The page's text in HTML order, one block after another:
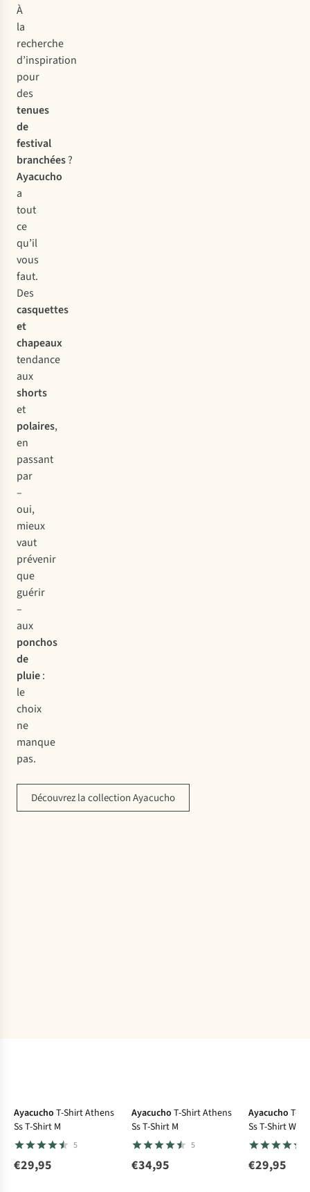
À
la
recherche
d’inspiration
pour
des
tenues
de
festival
branchées?
Ayacucho
a
tout
ce
qu’il
vous
faut.
Des
casquettes
et
chapeaux
tendance
aux
shorts
et
polaires,
en
passant
par
–
oui,
mieux
vaut
prévenir
que
guérir
–
aux
ponchos
de
pluie:
le
choix
ne
manque
pas.
Découvrez la collection Ayacucho
Ayacucho T-Shirt Athens
Ss T-Shirt M
5
€29,95
Ayacucho T-Shirt Athens
Ss T-Shirt M
5
€34,95
Ayacucho T-
Ss T-Shirt W
€29,95